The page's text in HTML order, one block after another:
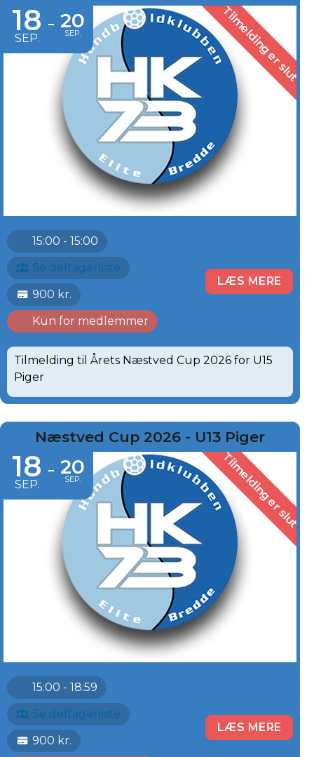
18
SEP.
- 20
SEP. Tilmelding er slut
15:00 - 15:00
Se deltagerliste
900 kr.
Kun for medlemmer
LÆS MERE
Tilmelding til Årets Næstved Cup 2026 for U15
Piger
Næstved Cup 2026 - U13 Piger
18
SEP.
- 20
SEP. Tilmelding er slut
15:00 - 18:59
Se deltagerliste
900 kr.
LÆS MERE